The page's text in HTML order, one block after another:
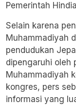
Pemerintah
Selain karena
Muhammadiyah
pendudukan
dipengaruhi oleh
Muhammadiyah
kongres, pers
informasi yang